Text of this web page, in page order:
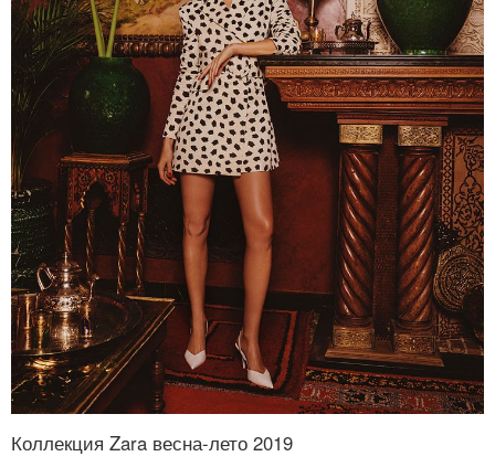
Коллекция Zara весна-лето 2019